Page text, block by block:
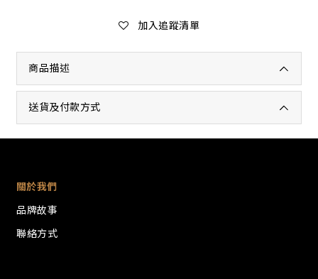
加入追蹤清單
商品描述
送貨及付款方式
關於我們
品牌故事
聯絡方式